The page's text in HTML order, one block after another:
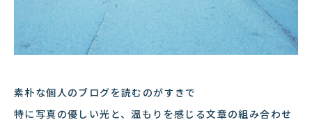
素朴な個人のブログを読むのがすきで
特に写真の優しい光と、温もりを感じる文章の組み合わせ